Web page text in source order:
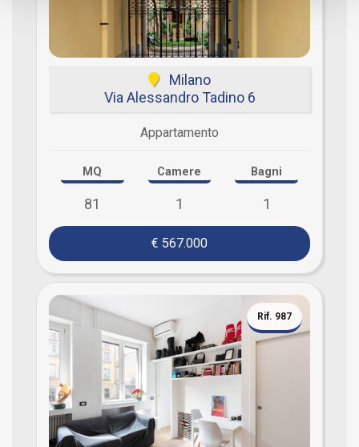
Milano
Via Alessandro Tadino 6
Appartamento
MQ
81
Camere
1
Bagni
1
€ 567.000
Rif. 987